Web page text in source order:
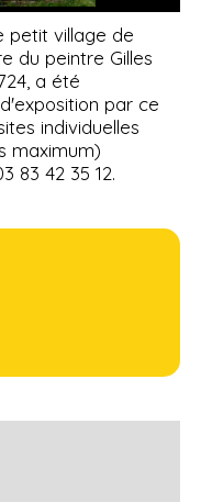
petit village de
du peintre Gilles
a été
par ce
individuelles
maximum)
83 42 35 12.